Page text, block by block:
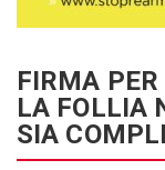
FIRMA PER
LA FOLLIA
SIA